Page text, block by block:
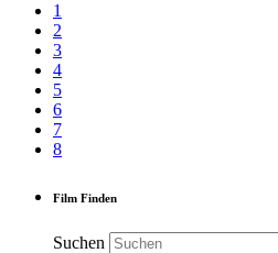
1
2
3
4
5
6
7
8
Film Finden
Suchen